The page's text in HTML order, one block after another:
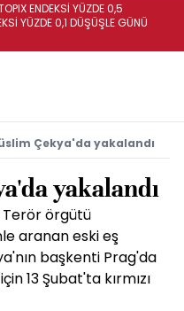
ENDEKSİ YÜZDE 0,5
YÜZDE 0,1 DÜŞÜŞLE GÜNÜ
Çekya'da yakalandı
yakalandı
Terör örgütü
aranan eski eş
başkenti Prag'da
13 Şubat'ta kırmızı